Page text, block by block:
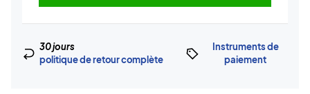
30 jours
politique de retour complète
Instruments de
paiement